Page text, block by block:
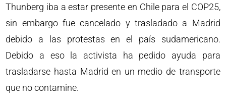
Thunberg iba a estar presente en Chile para el COP25,
sin embargo fue cancelado y trasladado a Madrid
debido a las protestas en el país sudamericano.
Debido a eso la activista ha pedido ayuda para
trasladarse hasta Madrid en un medio de transporte
que no contamine.